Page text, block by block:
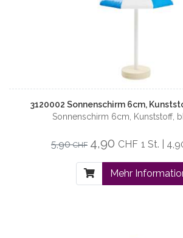
3120002 Sonnenschirm 6cm,
Sonnenschirm 6cm, Kunststoff,
5,90CHF 4,90 CHF 1 St. |
Mehr